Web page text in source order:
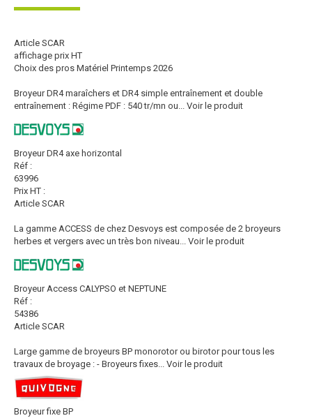
Article SCAR
affichage prix HT
Choix des pros Matériel Printemps 2026
Broyeur DR4 maraîchers et DR4 simple entraînement et double
entraînement : Régime PDF : 540 tr/mn ou... Voir le produit
Broyeur DR4 axe horizontal
Réf :
63996
Prix HT :
Article SCAR
La gamme ACCESS de chez Desvoys est composée de 2 broyeurs
herbes et vergers avec un très bon niveau... Voir le produit
Broyeur Access CALYPSO et NEPTUNE
Réf :
54386
Article SCAR
Large gamme de broyeurs BP monorotor ou birotor pour tous les
travaux de broyage : - Broyeurs fixes... Voir le produit
Broyeur fixe BP